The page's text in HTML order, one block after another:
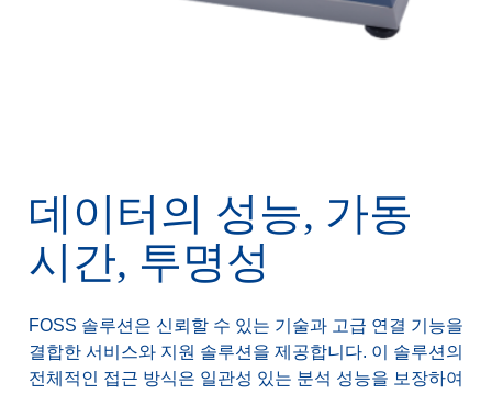
데이터의 성능, 가동
시간, 투명성
FOSS 솔루션은 신뢰할 수 있는 기술과 고급 연결 기능을
결합한 서비스와 지원 솔루션을 제공합니다. 이 솔루션의
전체적인 접근 방식은 일관성 있는 분석 성능을 보장하여